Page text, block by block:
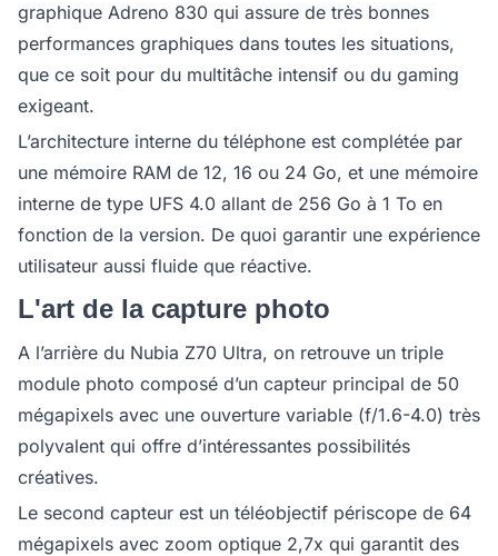
graphique Adreno 830 qui assure de très bonnes
performances graphiques dans toutes les situations,
que ce soit pour du multitâche intensif ou du gaming
exigeant.
L’architecture interne du téléphone est complétée par
une mémoire RAM de 12, 16 ou 24 Go, et une mémoire
interne de type UFS 4.0 allant de 256 Go à 1 To en
fonction de la version. De quoi garantir une expérience
utilisateur aussi fluide que réactive.
L'art de la capture photo
A l’arrière du Nubia Z70 Ultra, on retrouve un triple
module photo composé d’un capteur principal de 50
mégapixels avec une ouverture variable (f/1.6-4.0) très
polyvalent qui offre d’intéressantes possibilités
créatives.
Le second capteur est un téléobjectif périscope de 64
mégapixels avec zoom optique 2,7x qui garantit des